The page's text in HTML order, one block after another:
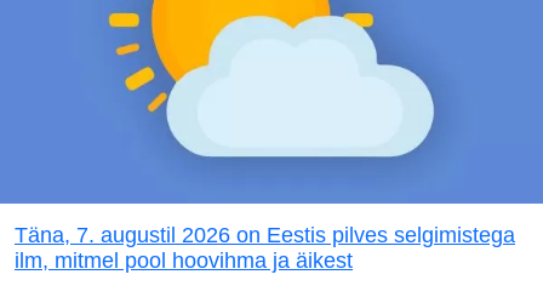
Täna, 7. augustil 2026 on Eestis pilves selgimistega
ilm, mitmel pool hoovihma ja äikest